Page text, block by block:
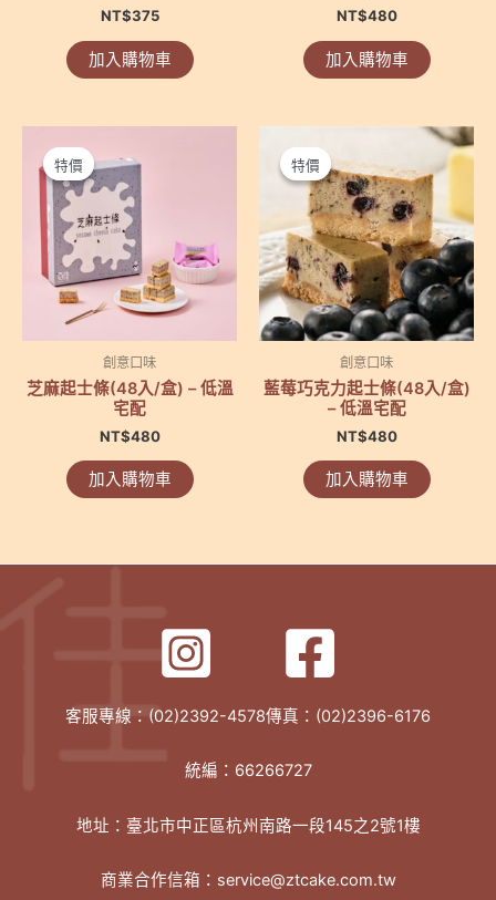
NT$375
加入購物車
NT$480
加入購物車
特價
特價
創意口味
芝麻起士條(48入/盒) – 低溫
宅配
NT$480
加入購物車
特價
特價
創意口味
藍莓巧克力起士條(48入/盒)
– 低溫宅配
NT$480
加入購物車
客服專線：(02)2392-4578傳真：(02)2396-6176
統編：66266727
地址：臺北市中正區杭州南路一段145之2號1樓
商業合作信箱：service@ztcake.com.tw